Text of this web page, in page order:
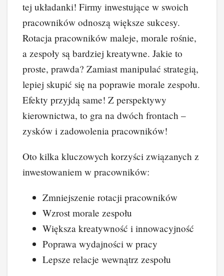
tej układanki! Firmy inwestujące w swoich
pracowników odnoszą większe sukcesy.
Rotacja pracowników maleje, morale rośnie,
a zespoły są bardziej kreatywne. Jakie to
proste, prawda? Zamiast manipulać strategią,
lepiej skupić się na poprawie morale zespołu.
Efekty przyjdą same! Z perspektywy
kierownictwa, to gra na dwóch frontach –
zysków i zadowolenia pracowników!
Oto kilka kluczowych korzyści związanych z
inwestowaniem w pracowników:
Zmniejszenie rotacji pracowników
Wzrost morale zespołu
Większa kreatywność i innowacyjność
Poprawa wydajności w pracy
Lepsze relacje wewnątrz zespołu